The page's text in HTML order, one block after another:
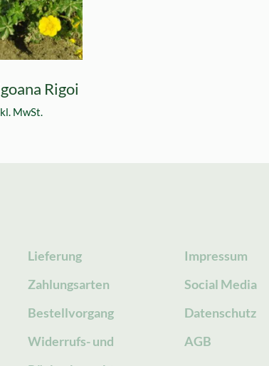
Rigoi
MwSt.
Lieferung
Zahlungsarten
Bestellvorgang
Widerrufs- und
Impressum
Social Media
Datenschutz
AGB